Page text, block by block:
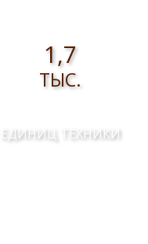
1,7
ТЫС.
ЕДИНИЦ ТЕХНИКИ